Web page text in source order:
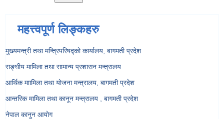
महत्त्वपूर्ण लिङ्कहरु
मुख्यमन्त्री तथा मन्त्रिपरिषद्को कार्यालय, बागमती प्रदेश
सङ्‍घीय मामिला तथा सामान्य प्रशासन मन्त्रालय
आर्थिक माामिला तथा योजना मन्त्रालय, बागमती प्रदेश
आन्तरिक मामिला तथा कानून मन्त्रालय , बागमती प्रदेश
नेपाल कानुन आयोग